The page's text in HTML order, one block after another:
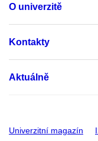
O univerzitě
Kontakty
Aktuálně
Univerzitní magazín